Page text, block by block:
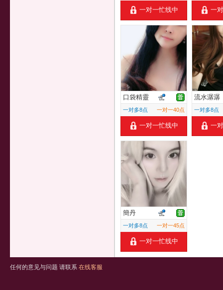
一对一忙线中 一
口袋精靈
一对多8点 一对一40点
一对一忙线中
流水潺潺
一对多8点
一
簡丹
一对多8点 一对一45点
一对一忙线中
任何的意见与问题 请联系 在线客服